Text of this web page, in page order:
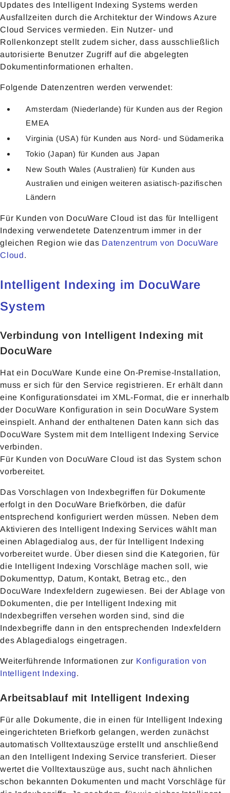
Updates des Intelligent Indexing Systems werden
Ausfallzeiten durch die Architektur der Windows Azure
Cloud Services vermieden. Ein Nutzer- und
Rollenkonzept stellt zudem sicher, dass ausschließlich
autorisierte Benutzer Zugriff auf die abgelegten
Dokumentinformationen erhalten.
Folgende Datenzentren werden verwendet:
Amsterdam (Niederlande) für Kunden aus der Region
EMEA
Virginia (USA) für Kunden aus Nord- und Südamerika
Tokio (Japan) für Kunden aus Japan
New South Wales (Australien) für Kunden aus
Australien und einigen weiteren asiatisch-pazifischen
Ländern
Für Kunden von DocuWare Cloud ist das für Intelligent
Indexing verwendetete Datenzentrum immer in der
gleichen Region wie das Datenzentrum von DocuWare
Cloud.
Intelligent Indexing im DocuWare
System
Verbindung von Intelligent Indexing mit
DocuWare
Hat ein DocuWare Kunde eine On-Premise-Installation,
muss er sich für den Service registrieren. Er erhält dann
eine Konfigurationsdatei im XML-Format, die er innerhalb
der DocuWare Konfiguration in sein DocuWare System
einspielt. Anhand der enthaltenen Daten kann sich das
DocuWare System mit dem Intelligent Indexing Service
verbinden.
Für Kunden von DocuWare Cloud ist das System schon
vorbereitet.
Das Vorschlagen von Indexbegriffen für Dokumente
erfolgt in den DocuWare Briefkörben, die dafür
entsprechend konfiguriert werden müssen. Neben dem
Aktivieren des Intelligent Indexing Services wählt man
einen Ablagedialog aus, der für Intelligent Indexing
vorbereitet wurde. Über diesen sind die Kategorien, für
die Intelligent Indexing Vorschläge machen soll, wie
Dokumenttyp, Datum, Kontakt, Betrag etc., den
DocuWare Indexfeldern zugewiesen. Bei der Ablage von
Dokumenten, die per Intelligent Indexing mit
Indexbegriffen versehen worden sind, sind die
Indexbegriffe dann in den entsprechenden Indexfeldern
des Ablagedialogs eingetragen.
Weiterführende Informationen zur Konfiguration von
Intelligent Indexing.
Arbeitsablauf mit Intelligent Indexing
Für alle Dokumente, die in einen für Intelligent Indexing
eingerichteten Briefkorb gelangen, werden zunächst
automatisch Volltextauszüge erstellt und anschließend
an den Intelligent Indexing Service transferiert. Dieser
wertet die Volltextauszüge aus, sucht nach ähnlichen
schon bekannten Dokumenten und macht Vorschläge für